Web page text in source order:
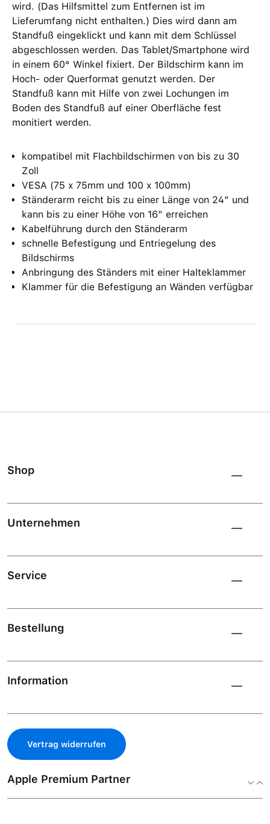
wird. (Das Hilfsmittel zum Entfernen ist im
Lieferumfang nicht enthalten.) Dies wird dann am
Standfuß eingeklickt und kann mit dem Schlüssel
abgeschlossen werden. Das Tablet/Smartphone wird
in einem 60° Winkel fixiert. Der Bildschirm kann im
Hoch- oder Querformat genutzt werden. Der
Standfuß kann mit Hilfe von zwei Lochungen im
Boden des Standfuß auf einer Oberfläche fest
monitiert werden.
kompatibel mit Flachbildschirmen von bis zu 30
Zoll
VESA (75 x 75mm und 100 x 100mm)
Ständerarm reicht bis zu einer Länge von 24" und
kann bis zu einer Höhe von 16" erreichen
Kabelführung durch den Ständerarm
schnelle Befestigung und Entriegelung des
Bildschirms
Anbringung des Ständers mit einer Halteklammer
Klammer für die Befestigung an Wänden verfügbar
Shop
Unternehmen
Service
Bestellung
Information
Vertrag widerrufen
Apple Premium Partner